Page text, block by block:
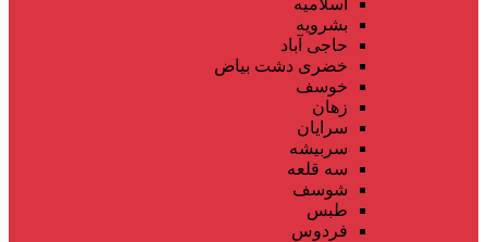
بشرویه
حاجی آباد
خضری دشت بیاض
خوسف
زهان
سرایان
سربیشه
سه قلعه
شوسف
طبس
فردوس